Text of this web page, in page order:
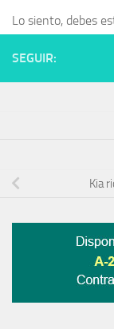
Lo siento, debes
SEGUIR:
Kia